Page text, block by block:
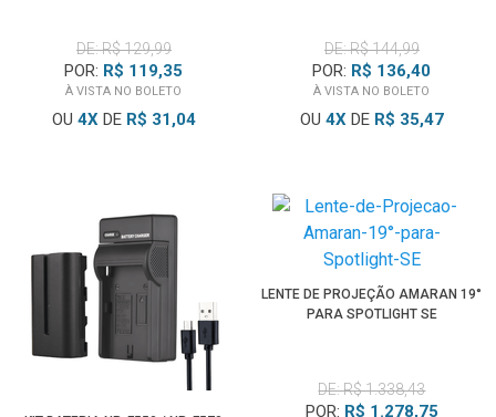
DE: R$ 129,99
POR: R$ 119,35
À VISTA NO BOLETO
OU 4XDE R$ 31,04
DE: R$ 144,99
POR: R$ 136,40
À VISTA NO BOLETO
OU 4XDE R$ 35,47
LENTE DE PROJEÇÃO AMARAN 19°
PARA SPOTLIGHT SE
DE: R$ 1.338,43
POR: R$ 1.278,75